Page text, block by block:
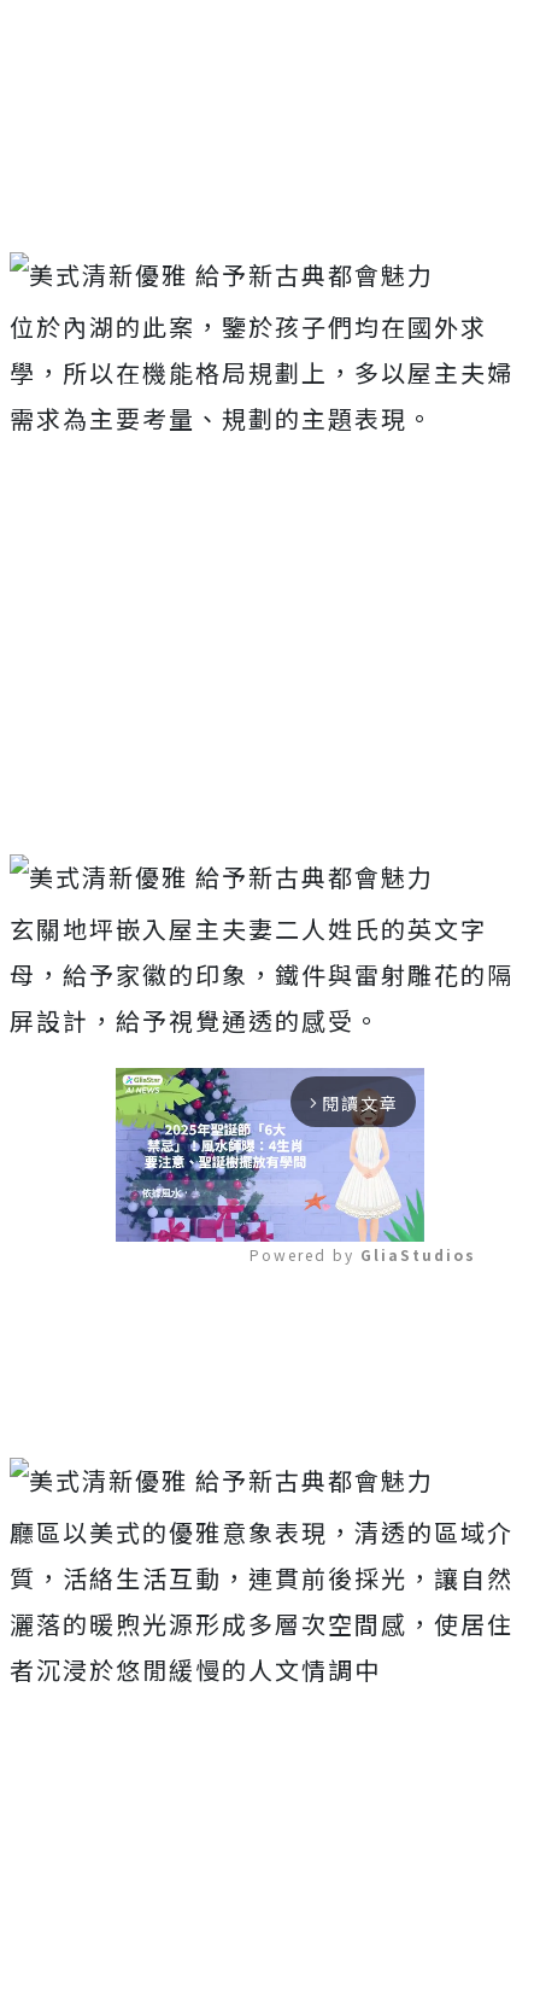
位於內湖的此案，鑒於孩子們均在國外求
學，所以在機能格局規劃上，多以屋主夫婦
需求為主要考量、規劃的主題表現。
玄關地坪嵌入屋主夫妻二人姓氏的英文字
母，給予家徽的印象，鐵件與雷射雕花的隔
屏設計，給予視覺通透的感受。
arrow_forward_ios 閱讀文章
Powered by GliaStudios
廳區以美式的優雅意象表現，清透的區域介
質，活絡生活互動，連貫前後採光，讓自然
灑落的暖煦光源形成多層次空間感，使居住
者沉浸於悠閒緩慢的人文情調中